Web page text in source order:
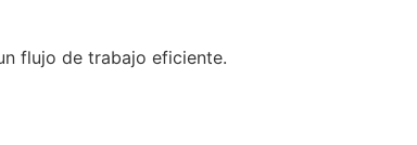
flujo de trabajo eficiente.